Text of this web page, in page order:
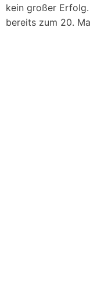
kein großer
bereits zum 20.